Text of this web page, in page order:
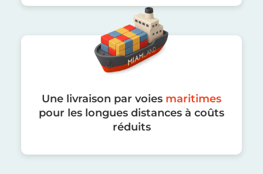
Une livraison par voies maritimes
pour les longues distances à coûts
réduits